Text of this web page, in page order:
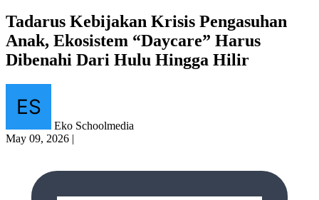
Tadarus Kebijakan Krisis Pengasuhan
Anak, Ekosistem “Daycare” Harus
Dibenahi Dari Hulu Hingga Hilir
Eko Schoolmedia
May 09, 2026 |